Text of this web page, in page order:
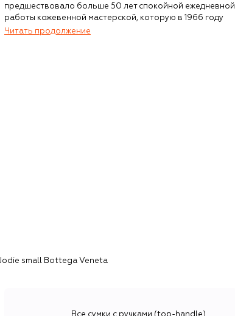
предшествовало больше 50 лет спокойной ежедневной
работы кожевенной мастерской, которую в 1966 году
Мишель Таддеи и Ренцо Дзенджаро открыли в
Современную эстетику бренда определяют
Читать продолжение
small Bottega Veneta